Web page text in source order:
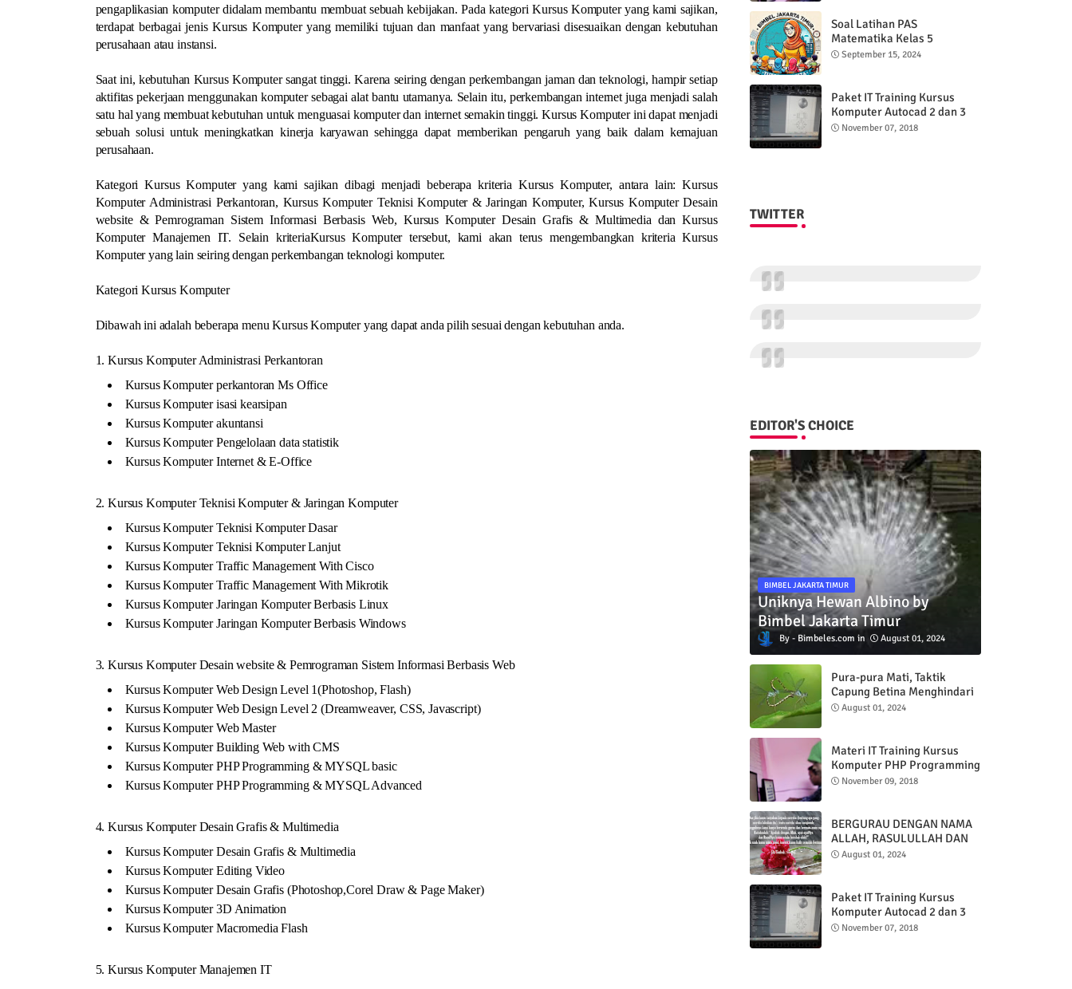
pengaplikasian komputer didalam membantu membuat sebuah kebijakan. Pada kategori Kursus Komputer yang kami sajikan,
terdapat berbagai jenis Kursus Komputer yang memiliki tujuan dan manfaat yang bervariasi disesuaikan dengan kebutuhan
perusahaan atau instansi.
Saat ini, kebutuhan Kursus Komputer sangat tinggi. Karena seiring dengan perkembangan jaman dan teknologi, hampir setiap
aktifitas pekerjaan menggunakan komputer sebagai alat bantu utamanya. Selain itu, perkembangan internet juga menjadi salah
satu hal yang membuat kebutuhan untuk menguasai komputer dan internet semakin tinggi. Kursus Komputer ini dapat menjadi
sebuah solusi untuk meningkatkan kinerja karyawan sehingga dapat memberikan pengaruh yang baik dalam kemajuan
perusahaan.
Kategori Kursus Komputer yang kami sajikan dibagi menjadi beberapa kriteria Kursus Komputer, antara lain: Kursus
Komputer Administrasi Perkantoran, Kursus Komputer Teknisi Komputer & Jaringan Komputer, Kursus Komputer Desain
website & Pemrograman Sistem Informasi Berbasis Web, Kursus Komputer Desain Grafis & Multimedia dan Kursus
Komputer Manajemen IT. Selain kriteriaKursus Komputer tersebut, kami akan terus mengembangkan kriteria Kursus
Komputer yang lain seiring dengan perkembangan teknologi komputer.
Kategori Kursus Komputer
Dibawah ini adalah beberapa menu Kursus Komputer yang dapat anda pilih sesuai dengan kebutuhan anda.
1. Kursus Komputer Administrasi Perkantoran
Kursus Komputer perkantoran Ms Office
Kursus Komputer isasi kearsipan
Kursus Komputer akuntansi
Kursus Komputer Pengelolaan data statistik
Kursus Komputer Internet & E-Office
2. Kursus Komputer Teknisi Komputer & Jaringan Komputer
Kursus Komputer Teknisi Komputer Dasar
Kursus Komputer Teknisi Komputer Lanjut
Kursus Komputer Traffic Management With Cisco
Kursus Komputer Traffic Management With Mikrotik
Kursus Komputer Jaringan Komputer Berbasis Linux
Kursus Komputer Jaringan Komputer Berbasis Windows
3. Kursus Komputer Desain website & Pemrograman Sistem Informasi Berbasis Web
Kursus Komputer Web Design Level 1(Photoshop, Flash)
Kursus Komputer Web Design Level 2 (Dreamweaver, CSS, Javascript)
Kursus Komputer Web Master
Kursus Komputer Building Web with CMS
Kursus Komputer PHP Programming & MYSQL basic
Kursus Komputer PHP Programming & MYSQL Advanced
4. Kursus Komputer Desain Grafis & Multimedia
Kursus Komputer Desain Grafis & Multimedia
Kursus Komputer Editing Video
Kursus Komputer Desain Grafis (Photoshop,Corel Draw & Page Maker)
Kursus Komputer 3D Animation
Kursus Komputer Macromedia Flash
5. Kursus Komputer Manajemen IT
Soal Latihan PAS
Matematika Kelas 5
Semester 2
September 15, 2024
Paket IT Training Kursus
Komputer Autocad 2 dan 3
DImensi
November 07, 2018
TWITTER
EDITOR'S CHOICE
BIMBEL JAKARTA TIMUR
Uniknya Hewan Albino by
Bimbel Jakarta Timur
Bimbeles.com August 01, 2024
Pura-pura Mati, Taktik
Capung Betina Menghindari
Pejantan
August 01, 2024
Materi IT Training Kursus
Komputer PHP Programming
& MYSQL basic
November 09, 2018
BERGURAU DENGAN NAMA
ALLAH, RASULULLAH DAN
AL QUR'AN
August 01, 2024
Paket IT Training Kursus
Komputer Autocad 2 dan 3
DImensi
November 07, 2018